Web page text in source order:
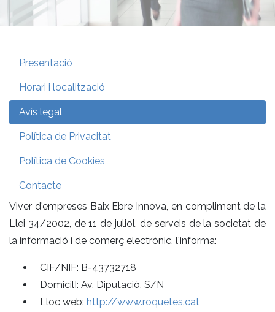
Presentació
Horari i localització
Avís legal
Política de Privacitat
Política de Cookies
Contacte
Viver d'empreses Baix Ebre Innova, en compliment de la
Llei 34/2002, de 11 de juliol, de serveis de la societat de
la informació i de comerç electrònic, l'informa:
CIF/NIF: B-43732718
DomicilI: Av. Diputació, S/N
Lloc web: http://www.roquetes.cat